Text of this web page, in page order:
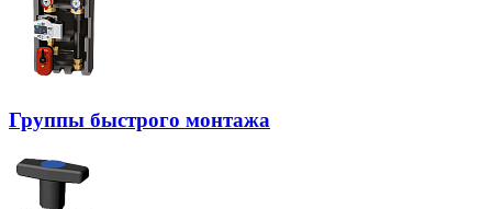
Группы быстрого монтажа